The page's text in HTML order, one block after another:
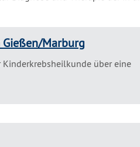
Marburg
über eine